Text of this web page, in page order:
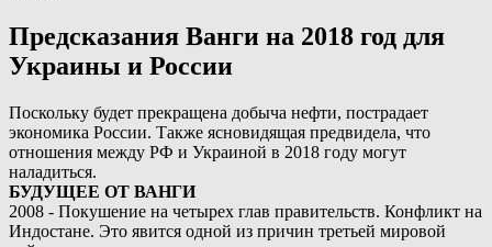
Предсказания Ванги на 2018 год для
Украины и России
Поскольку будет прекращена добыча нефти, пострадает
экономика России. Также ясновидящая предвидела, что
отношения между РФ и Украиной в 2018 году могут
наладиться.
БУДУЩЕЕ ОТ ВАНГИ
2008 - Покушение на четырех глав правительств. Конфликт на
Индостане. Это явится одной из причин третьей мировой